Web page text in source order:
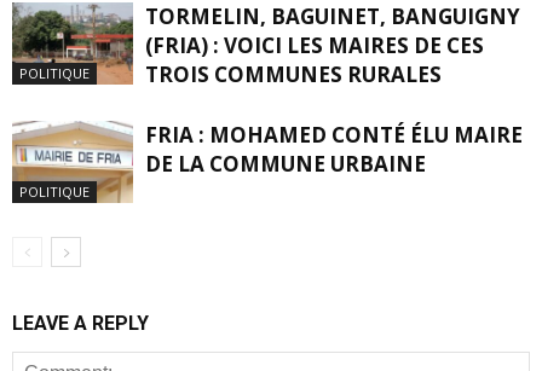
POLITIQUE
TORMELIN, BAGUINET, BANGUIGNY
(FRIA) : VOICI LES MAIRES DE CES
TROIS COMMUNES RURALES
POLITIQUE
FRIA : MOHAMED CONTÉ ÉLU MAIRE
DE LA COMMUNE URBAINE
LEAVE A REPLY